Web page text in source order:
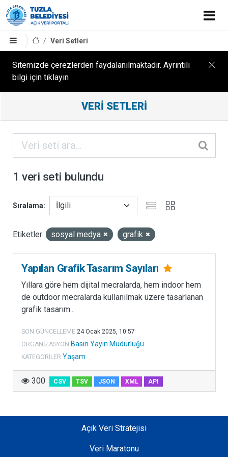
Veri Setleri
Sitemizde çerezlerden faydalanılmaktadır. Ayrıntılı
bilgi için tıklayın
Sonuçları
ORGANIZASYONLAR
KATEGORILER
ETIKETLER
VERI SETLERI
1 veri seti bulundu
Sıralama
Etiketler: sosyal medya grafik
Yapılan Grafik Tasarım Sayıları
Yıllara göre hem dijital mecralarda, hem indoor hem
de outdoor mecralarda kullanılmak üzere tasarlanan
grafik tasarım...
SON GÜNCELLEME 24 Ocak 2025, 10:57
ORGANIZASYON Basın Yayın Müdürlüğü
KATEGORILER Yaşam
300 CSV TSV JSON XML API
Açık Veri Stratejisi
Veri Maratonu